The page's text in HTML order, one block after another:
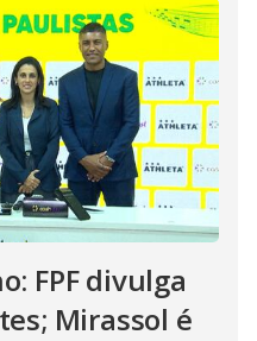
FPF divulga
Mirassol é